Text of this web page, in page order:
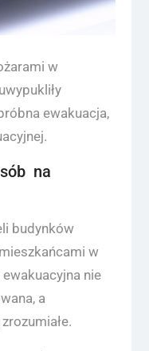
w
ewakuacja,
na
budynków
w
nie
a